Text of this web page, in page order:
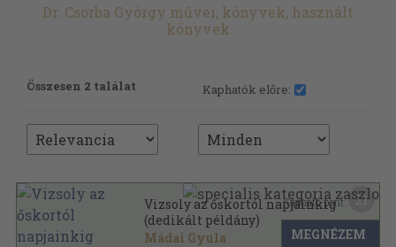
Dr. Csorba György művei, könyvek, használt
könyvek
Összesen 2 találat Kaphatók előre:
Vizsoly az őskortól napjainkig
(dedikált példány)
Mádai Gyula
Kapható pont: 21
MEGNÉZEM